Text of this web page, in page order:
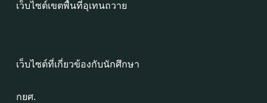
เว็บไซต์เขตพื้นที่อุเทนถวาย
เว็บไซต์ที่เกี่ยวข้องกับนักศึกษา
กยศ.